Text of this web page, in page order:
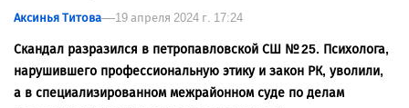
Аксинья Титова 19 апреля 2024 г. 17:24
Скандал разразился в петропавловской СШ № 25. Психолога,
нарушившего профессиональную этику и закон РК, уволили,
а в специализированном межрайонном суде по делам